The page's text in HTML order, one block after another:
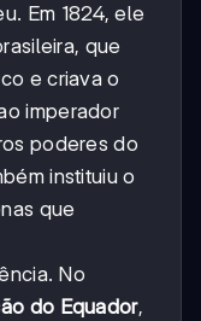
Em 1824, ele
que
e criava o
imperador
poderes do
instituiu o
que
No
do Equador,